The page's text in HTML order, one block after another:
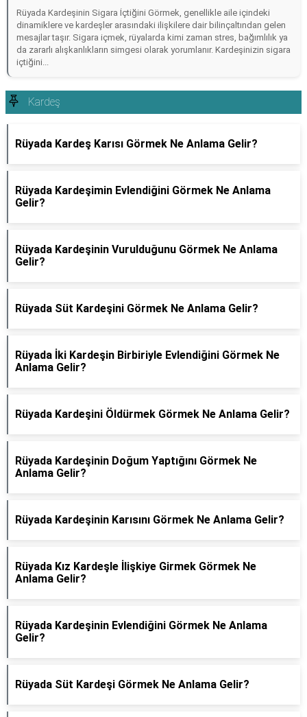
Rüyada Kardeşinin Sigara İçtiğini Görmek, genellikle aile içindeki
dinamiklere ve kardeşler arasındaki ilişkilere dair bilinçaltından gelen
mesajlar taşır. Sigara içmek, rüyalarda kimi zaman stres, bağımlılık ya
da zararlı alışkanlıkların simgesi olarak yorumlanır. Kardeşinizin sigara
içtiğini...
Kardeş
Rüyada Kardeş Karısı Görmek Ne Anlama Gelir?
Rüyada Kardeşimin Evlendiğini Görmek Ne Anlama
Gelir?
Rüyada Kardeşinin Vurulduğunu Görmek Ne Anlama
Gelir?
Rüyada Süt Kardeşini Görmek Ne Anlama Gelir?
Rüyada İki Kardeşin Birbiriyle Evlendiğini Görmek Ne
Anlama Gelir?
Rüyada Kardeşini Öldürmek Görmek Ne Anlama Gelir?
Rüyada Kardeşinin Doğum Yaptığını Görmek Ne
Anlama Gelir?
Rüyada Kardeşinin Karısını Görmek Ne Anlama Gelir?
Rüyada Kız Kardeşle İlişkiye Girmek Görmek Ne
Anlama Gelir?
Rüyada Kardeşinin Evlendiğini Görmek Ne Anlama
Gelir?
Rüyada Süt Kardeşi Görmek Ne Anlama Gelir?